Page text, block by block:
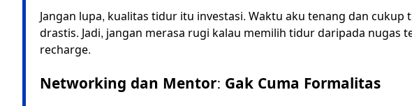
Jangan lupa, kualitas tidur itu investasi. Waktu aku tenang dan
drastis. Jadi, jangan merasa rugi kalau memilih tidur daripada
recharge.
Networking dan Mentor: Gak Cuma Formalitas